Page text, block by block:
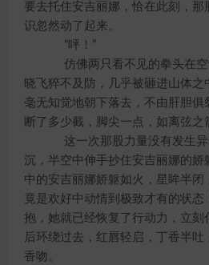
要去托住安吉丽娜，恰在此刻，那
识忽然动了起来。
“呯！”
仿佛两只看不见的拳头在空
晓飞猝不及防，几乎被砸进山体之
毫无知觉地朝下落去，不由肝胆俱
断了多少截，脚尖一点，如离弦之
这一次那股力量没有发生异
沉，半空中伸手抄住安吉丽娜的娇
中的安吉丽娜娇躯如火，星眸半闭
竟是欢好中动情到极致才有的状态
抱，她就已经恢复了行动力，立刻
后环绕过去，红唇轻启，丁香半吐
香吻。